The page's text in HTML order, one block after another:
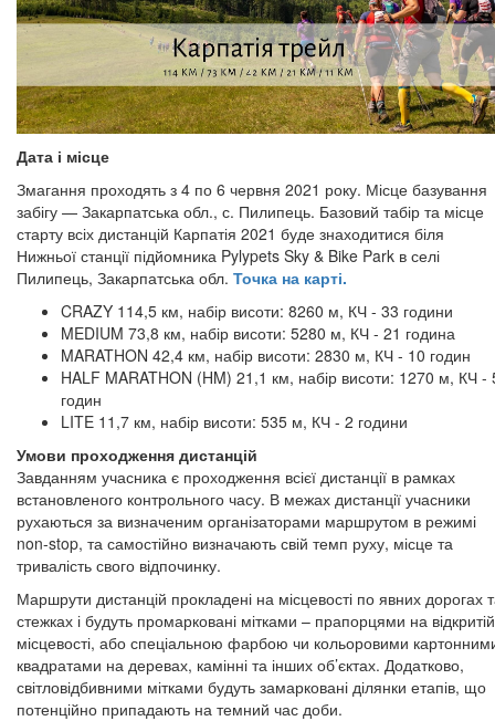
Дата і місце
Змагання проходять з 4 по 6 червня 2021 року. Місце базування
забігу — Закарпатська обл., с. Пилипець. Базовий табір та місце
старту всіх дистанцій Карпатія 2021 буде знаходитися біля
Нижньої станції підйомника Pylypets Sky & Bike Park в селі
Пилипець, Закарпатська обл. Точка на карті.
CRAZY 114,5 км, набір висоти: 8260 м, КЧ - 33 години
MEDIUM 73,8 км, набір висоти: 5280 м, КЧ - 21 година
MARATHON 42,4 км, набір висоти: 2830 м, КЧ - 10 годин
HALF MARATHON (HM) 21,1 км, набір висоти: 1270 м, КЧ -
годин
LITE 11,7 км, набір висоти: 535 м, КЧ - 2 години
Умови проходження дистанцій
Завданням учасника є проходження всієї дистанції в рамках
встановленого контрольного часу. В межах дистанції учасники
рухаються за визначеним організаторами маршрутом в режимі
non-stop, та самостійно визначають свій темп руху, місце та
тривалість свого відпочинку.
Маршрути дистанцій прокладені на місцевості по явних дорогах
стежках і будуть промарковані мітками – прапорцями на відкритій
місцевості, або спеціальною фарбою чи кольоровими
квадратами на деревах, камінні та інших об’єктах. Додатково,
світловідбивними мітками будуть замарковані ділянки етапів, що
потенційно припадають на темний час доби.